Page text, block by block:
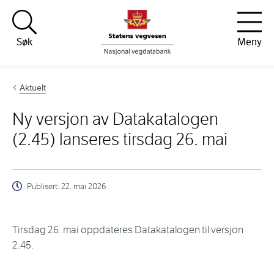
Hopp til innhold
Søk
Meny
Aktuelt
Ny versjon av Datakatalogen
(2.45) lanseres tirsdag 26. mai
Publisert:22. mai 2026
Tirsdag 26. mai oppdateres Datakatalogen til versjon
2.45.